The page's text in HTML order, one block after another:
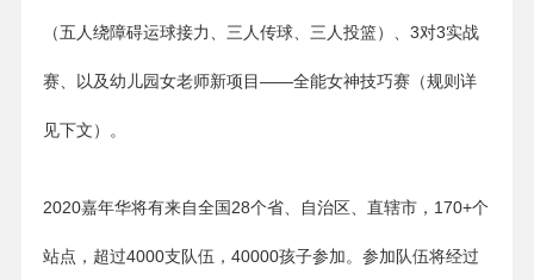
（五人绕障碍运球接力、三人传球、三人投篮）、3对3实战
赛、以及幼儿园女老师新项目——全能女神技巧赛（规则详
见下文）。
2020嘉年华将有来自全国28个省、自治区、直辖市，170+个
站点，超过4000支队伍，40000孩子参加。参加队伍将经过